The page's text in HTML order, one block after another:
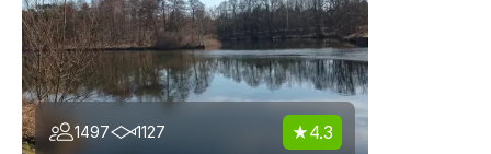
1497 1127 4.3